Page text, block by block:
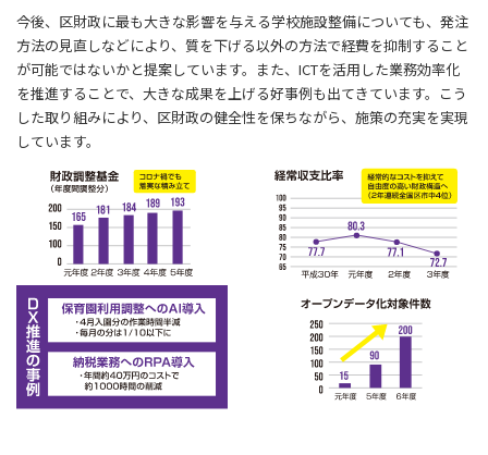
今後、区財政に最も大きな影響を与える学校施設整備についても、発注
方法の見直しなどにより、質を下げる以外の方法で経費を抑制すること
が可能ではないかと提案しています。また、ICTを活用した業務効率化
を推進することで、大きな成果を上げる好事例も出てきています。こう
した取り組みにより、区財政の健全性を保ちながら、施策の充実を実現
しています。